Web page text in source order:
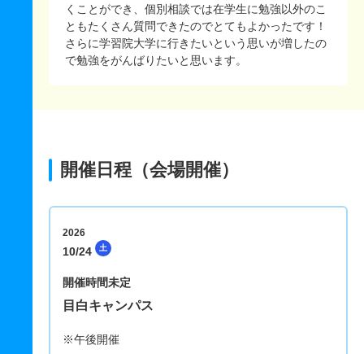
くことができ、個別相談では在学生に勉強以外のこ
ともたくさん質問できたのでとてもよかったです！
さらに学習院大学に行きたいという思いが増したの
で勉強をがんばりたいと思います。
開催日程（会場開催）
2026
10/24 土
開催時間未定
目白キャンパス
※午後開催